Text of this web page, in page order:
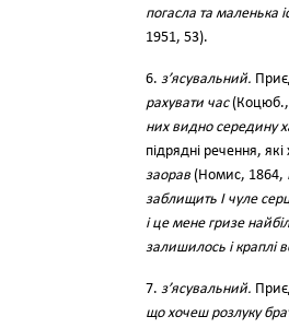
погасла та маленька
1951, 53).
6. з’ясувальний.
рахувати час(Коцюб.,
них видно середину
підрядні речення,
заорав (Номис, 1864,
заблищить І чуле
і це мене гризе
залишилось і краплі
7. з’ясувальний.
що хочеш розлуку